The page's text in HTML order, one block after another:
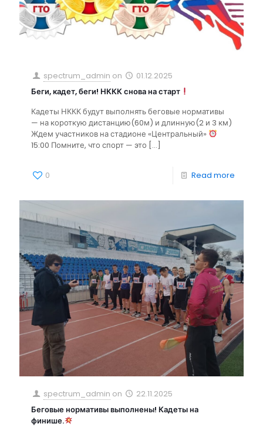
spectrum_admin on
01.12.2025
Беги, кадет, беги! НККК снова на старт
Кадеты НККК будут выполнять беговые нормативы
— на короткую дистанцию(60м) и длинную(2 и 3 км)
Ждем участников на стадионе «Центральный»
15:00 Помните, что спорт — это […]
0 Read more
spectrum_admin on
22.11.2025
Беговые нормативы выполнены! Кадеты на
финише.